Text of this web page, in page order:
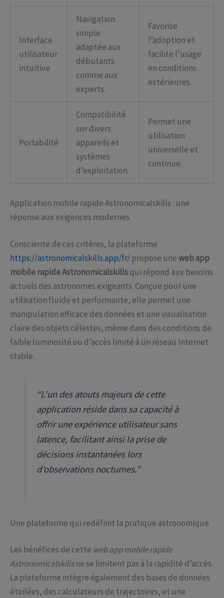
Interface
utilisateur
intuitive
Navigation
simple
adaptée aux
débutants
comme aux
experts.
Favorise
l’adoption et
facilite l’usage
en conditions
extérieures.
Portabilité
Compatibilité
sur divers
appareils et
systèmes
d’exploitation.
Permet une
utilisation
universelle et
continue.
Application mobile rapide Astronomicalskills : une
réponse aux exigences modernes
Consciente de ces critères, la plateforme
https://astronomicalskills.app/fr/ propose uneweb app
mobile rapide Astronomicalskillsqui répond aux besoins
actuels des astronomes exigeants. Conçue pour une
utilisation fluide et performante, elle permet une
manipulation efficace des données et une visualisation
claire des objets célestes, même dans des conditions de
faible luminosité ou d’accès limité à un réseau Internet
stable.
“L’un des atouts majeurs de cette
application réside dans sa capacité à
offrir une expérience utilisateur sans
latence, facilitant ainsi la prise de
décisions instantanées lors
d’observations nocturnes.”
Une plateforme qui redéfinit la pratique astronomique
Les bénéfices de cette web app mobile rapide
Astronomicalskillsne se limitent pas à la rapidité d’accès.
La plateforme intègre également des bases de données
étoilées, des calculateurs de trajectoires, et une